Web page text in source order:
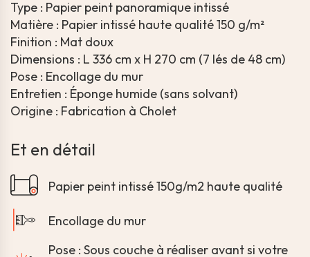
Type : Papier peint panoramique intissé
Matière : Papier intissé haute qualité 150 g/m²
Finition : Mat doux
Dimensions : L 336 cm x H 270 cm (7 lés de 48 cm)
Pose : Encollage du mur
Entretien : Éponge humide (sans solvant)
Origine : Fabrication à Cholet
Et en détail
Papier peint intissé 150g/m2 haute qualité
Encollage du mur
Pose : Sous couche à réaliser avant si votre